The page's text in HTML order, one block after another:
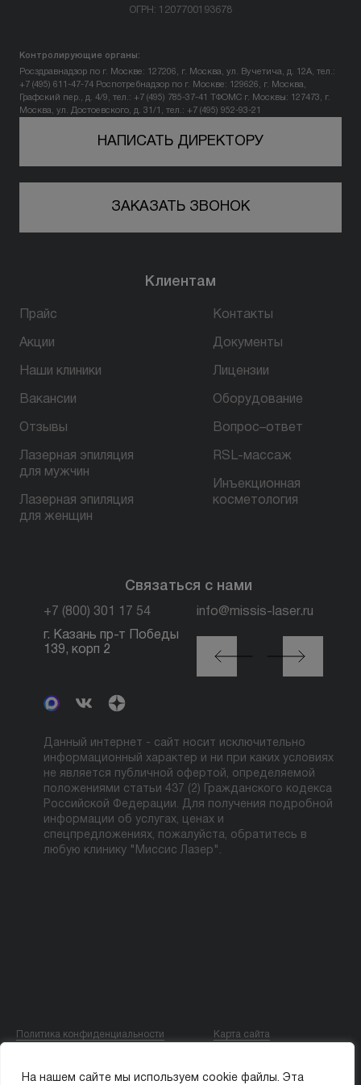
На нашем сайте мы используем cookie файлы. Эта
Контакты
+7 (800) 301 17 54
ул. пр-т Победы, д. 139, корп 2
БЕСПЛАТНАЯ КОНСУЛЬТАЦИЯ
ОГРН: 1207700193678
Контролирующие органы:
Росздравнадзор по г. Москве: 127206, г. Москва, ул. Вучетича, д. 12А, тел.:
+7 (495) 611-47-74 Роспотребнадзор по г. Москве: 129626, г. Москва,
Графский пер., д. 4/9, тел.: +7 (495) 785-37-41
ТФОМС г. Москвы: 127473, г.
Москва, ул. Достоевского, д. 31/1, тел.: +7 (495) 952-93-21
НАПИСАТЬ ДИРЕКТОРУ
ЗАКАЗАТЬ ЗВОНОК
Клиентам
Прайс
Акции
Наши клиники
Вакансии
Отзывы
Лазерная эпиляция
для мужчин
Лазерная эпиляция
для женщин
Контакты
Документы
Лицензии
Оборудование
Вопрос–ответ
RSL-массаж
Инъекционная
косметология
Связаться с нами
+7 (800) 301 17 54 info@missis-laser.ru
г. Казань пр-т Победы
139, корп 2
г. Москва м. Трубная,
ул. Петровка, 26, стр.
Данный интернет - сайт носит исключительно
информационный характер и ни при каких условиях
не является публичной офертой, определяемой
положениями статьи 437 (2) Гражданского кодекса
Российской Федерации. Для получения подробной
информации об услугах, ценах и
спецпредложениях, пожалуйста, обратитесь в
любую клинику "Миссис Лазер".
Политика конфиденциальности Карта сайта